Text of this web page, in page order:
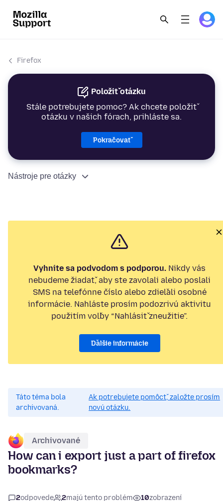
Firefox
Položiť otázku
Stále potrebujete pomoc? Ak chcete položiť
otázku v našich fórach, prihláste sa.
Pokračovať
Nástroje pre otázky
Vyhnite sa podvodom s podporou. Nikdy vás
nebudeme žiadať, aby ste zavolali alebo poslali
SMS na telefónne číslo alebo zdieľali osobné
informácie. Nahláste prosím podozrivú aktivitu
použitím voľby “Nahlásiť zneužitie”.
Ďalšie informácie
Táto téma bola
archivovaná.
Ak potrebujete pomôcť, založte prosím
novú otázku.
Archivované
How can i export just a part of firefox
bookmarks?
2odpovede 2majú tento problém 10zobrazení